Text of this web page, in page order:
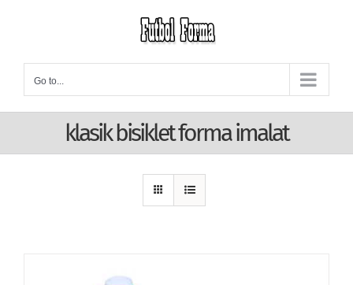
content
Go to...
klasik bisiklet forma imalat